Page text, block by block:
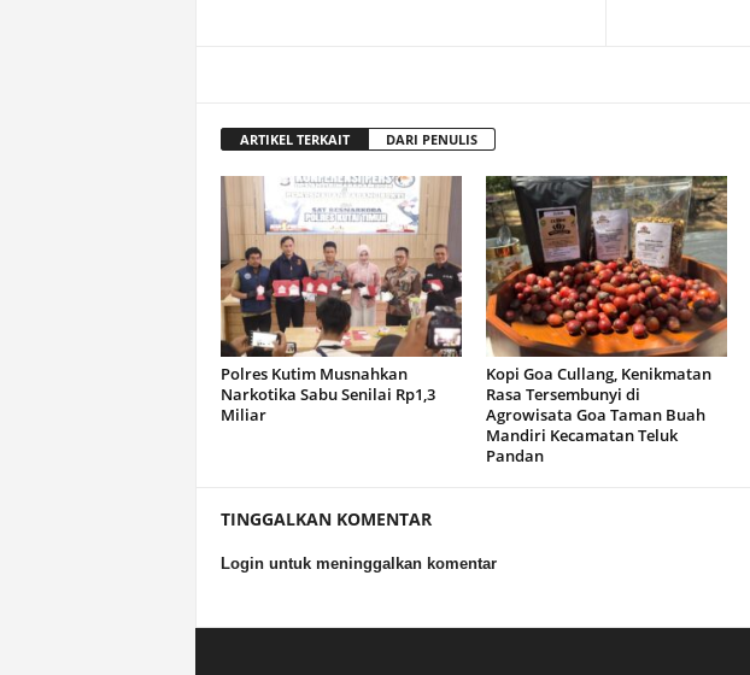
ARTIKEL TERKAIT DARI PENULIS
Polres Kutim Musnahkan
Narkotika Sabu Senilai Rp1,3
Miliar
Kopi Goa Cullang, Kenikmatan
Rasa Tersembunyi di
Agrowisata Goa Taman Buah
Mandiri Kecamatan Teluk
Pandan
TINGGALKAN KOMENTAR
Login untuk meninggalkan komentar